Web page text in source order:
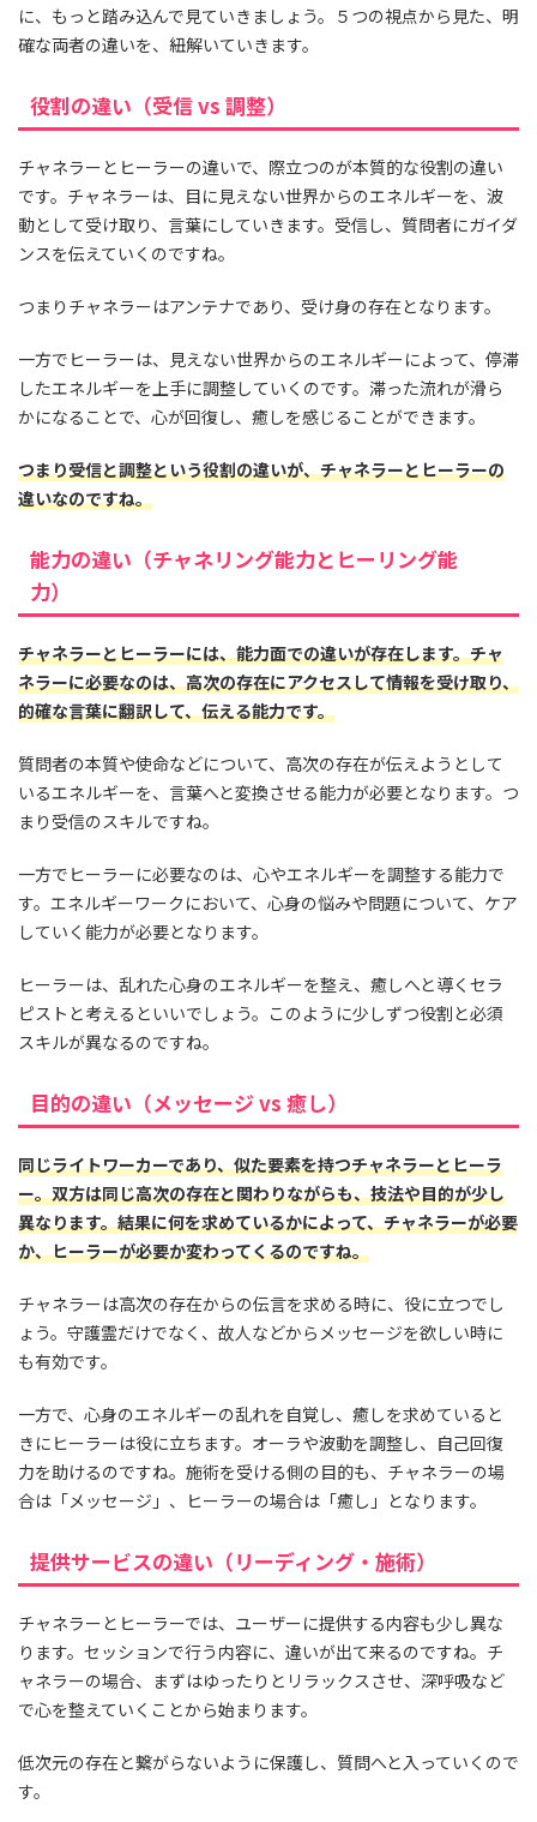
に、もっと踏み込んで見ていきましょう。５つの視点から見た、明
確な両者の違いを、紐解いていきます。
役割の違い（受信 vs 調整）
チャネラーとヒーラーの違いで、際立つのが本質的な役割の違い
です。チャネラーは、目に見えない世界からのエネルギーを、波
動として受け取り、言葉にしていきます。受信し、質問者にガイダ
ンスを伝えていくのですね。
つまりチャネラーはアンテナであり、受け身の存在となります。
一方でヒーラーは、見えない世界からのエネルギーによって、停滞
したエネルギーを上手に調整していくのです。滞った流れが滑ら
かになることで、心が回復し、癒しを感じることができます。
つまり受信と調整という役割の違いが、チャネラーとヒーラーの
違いなのですね。
能力の違い（チャネリング能力とヒーリング能
力）
チャネラーとヒーラーには、能力面での違いが存在します。チャ
ネラーに必要なのは、高次の存在にアクセスして情報を受け取り、
的確な言葉に翻訳して、伝える能力です。
質問者の本質や使命などについて、高次の存在が伝えようとして
いるエネルギーを、言葉へと変換させる能力が必要となります。つ
まり受信のスキルですね。
一方でヒーラーに必要なのは、心やエネルギーを調整する能力で
す。エネルギーワークにおいて、心身の悩みや問題について、ケア
していく能力が必要となります。
ヒーラーは、乱れた心身のエネルギーを整え、癒しへと導くセラ
ピストと考えるといいでしょう。このように少しずつ役割と必須
スキルが異なるのですね。
目的の違い（メッセージ vs 癒し）
同じライトワーカーであり、似た要素を持つチャネラーとヒーラ
ー。双方は同じ高次の存在と関わりながらも、技法や目的が少し
異なります。結果に何を求めているかによって、チャネラーが必要
か、ヒーラーが必要か変わってくるのですね。
チャネラーは高次の存在からの伝言を求める時に、役に立つでし
ょう。守護霊だけでなく、故人などからメッセージを欲しい時に
も有効です。
一方で、心身のエネルギーの乱れを自覚し、癒しを求めていると
きにヒーラーは役に立ちます。オーラや波動を調整し、自己回復
力を助けるのですね。施術を受ける側の目的も、チャネラーの場
合は「メッセージ」、ヒーラーの場合は「癒し」となります。
提供サービスの違い（リーディング・施術）
チャネラーとヒーラーでは、ユーザーに提供する内容も少し異な
ります。セッションで行う内容に、違いが出て来るのですね。チ
ャネラーの場合、まずはゆったりとリラックスさせ、深呼吸など
で心を整えていくことから始まります。
低次元の存在と繋がらないように保護し、質問へと入っていくので
す。